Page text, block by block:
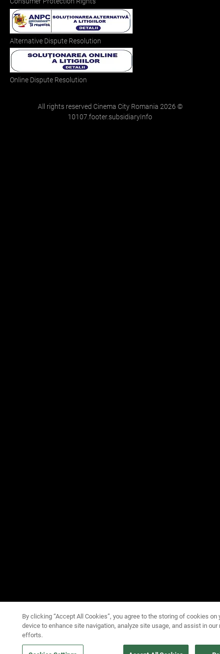
Alternative Dispute Resolution
Online Dispute Resolution
All rights reserved Cinema City Romania 2026 ©
10107.footer.subsidiaryInfo
By clicking “Accept All Cookies”, you agree to the storing of cookies on
device to enhance site navigation, analyze site usage, and assist in our
efforts.